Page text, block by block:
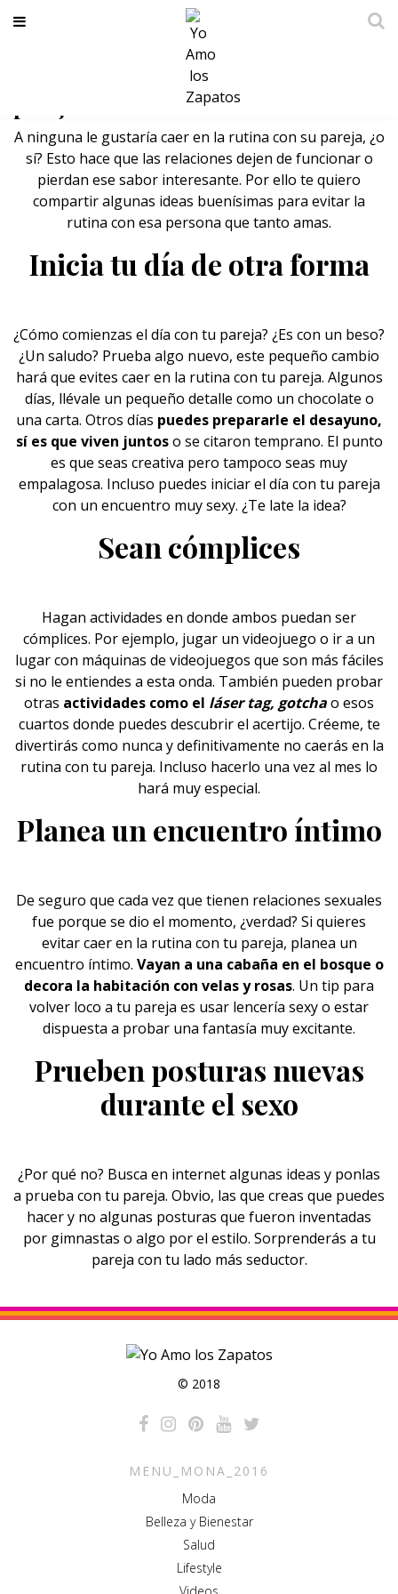
Ideas para evitar la rutina con tu
A ninguna le gustaría caer en la rutina con su pareja, ¿o
sí? Esto hace que las relaciones dejen de funcionar o
pierdan ese sabor interesante. Por ello te quiero
compartir algunas ideas buenísimas para evitar la
rutina con esa persona que tanto amas.
Inicia tu día de otra forma
¿Cómo comienzas el día con tu pareja? ¿Es con un beso?
¿Un saludo? Prueba algo nuevo, este pequeño cambio
hará que evites caer en la rutina con tu pareja. Algunos
días, llévale un pequeño detalle como un chocolate o
una carta. Otros días puedes prepararle el desayuno,
sí es que viven juntoso se citaron temprano. El punto
es que seas creativa pero tampoco seas muy
empalagosa. Incluso puedes iniciar el día con tu pareja
con un encuentro muy sexy. ¿Te late la idea?
Sean cómplices
Hagan actividades en donde ambos puedan ser
cómplices. Por ejemplo, jugar un videojuego o ir a un
lugar con máquinas de videojuegos que son más fáciles
si no le entiendes a esta onda. También pueden probar
otras actividades como el láser tag, gotchao esos
cuartos donde puedes descubrir el acertijo. Créeme, te
divertirás como nunca y definitivamente no caerás en la
rutina con tu pareja. Incluso hacerlo una vez al mes lo
hará muy especial.
Planea un encuentro íntimo
De seguro que cada vez que tienen relaciones sexuales
fue porque se dio el momento, ¿verdad? Si quieres
evitar caer en la rutina con tu pareja, planea un
encuentro íntimo. Vayan a una cabaña en el bosque o
decora la habitación con velas y rosas. Un tip para
volver loco a tu pareja es usar lencería sexy o estar
dispuesta a probar una fantasía muy excitante.
Prueben posturas nuevas
durante el sexo
¿Por qué no? Busca en internet algunas ideas y ponlas
a prueba con tu pareja. Obvio, las que creas que puedes
hacer y no algunas posturas que fueron inventadas
por gimnastas o algo por el estilo. Sorprenderás a tu
pareja con tu lado más seductor.
© 2018
MENU_MONA_2016
Moda
Belleza y Bienestar
Salud
Lifestyle